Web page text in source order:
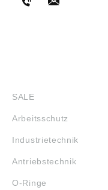
Sicherheitshinweise
Wirkung;H315:
Hautreizungen
SALE
Arbeitsschutz
Industrietechnik
Antriebstechnik
O-Ringe